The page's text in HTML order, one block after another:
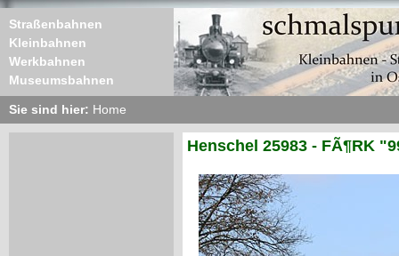
Straßenbahnen
Kleinbahnen
Werkbahnen
Museumsbahnen
Sie sind hier: Home
Henschel 25983 - FÃ¶RK